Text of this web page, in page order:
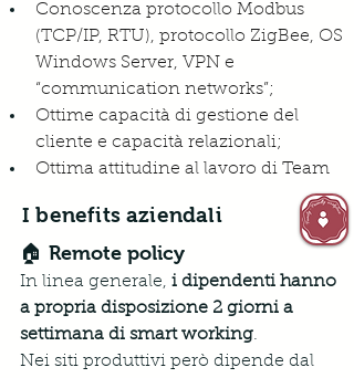
Conoscenza protocollo Modbus
(TCP/IP, RTU), protocollo ZigBee, OS
Windows Server, VPN e
“communication networks”;
Ottime capacità di gestione del
cliente e capacità relazionali;
Ottima attitudine al lavoro di Team
🏠 Remote policy
In linea generale, i dipendenti hanno
a propria disposizione 2 giorni a
settimana di smart working.
Nei siti produttivi però dipende dal
I benefits aziendali